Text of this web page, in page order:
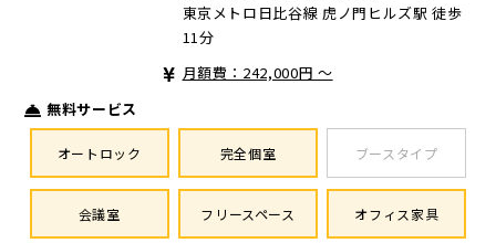
東京メトロ日比谷線 虎ノ門ヒルズ駅 徒歩
11分
月額費：242,000円 ～
無料サービス
オートロック 完全個室 ブースタイプ
会議室 フリースペース オフィス家具